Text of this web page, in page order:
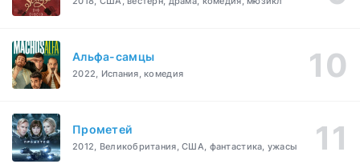
Альфа-самцы
2022, Испания, комедия
Прометей
2012, Великобритания, США, фантастика, ужасы